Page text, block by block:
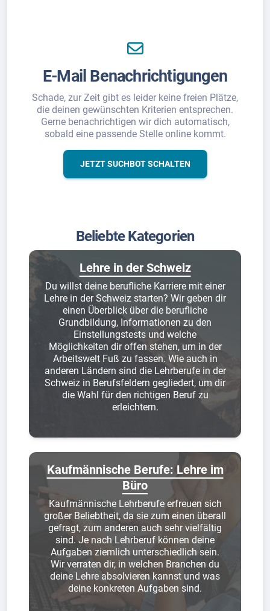
E-Mail Benachrichtigungen
Schade, zur Zeit gibt es leider keine freien Plätze,
die deinen gewünschten Kriterien entsprechen.
Gerne benachrichtigen wir dich automatisch,
sobald eine passende Stelle online kommt.
JETZT SUCHBOT SCHALTEN
Beliebte Kategorien
Lehre in der Schweiz
Du willst deine berufliche Karriere mit einer
Lehre in der Schweiz starten? Wir geben dir
einen Überblick über die berufliche
Grundbildung, Informationen zu den
Einstellungstests und welche
Möglichkeiten dir offen stehen, um in der
Arbeitswelt Fuß zu fassen. Wie auch in
anderen Ländern sind die Lehrberufe in der
Schweiz in Berufsfeldern gegliedert, um dir
die Wahl für den richtigen Beruf zu
erleichtern.
Kaufmännische Berufe: Lehre im
Büro
Kaufmännische Lehrberufe erfreuen sich
großer Beliebtheit, da sie zum einen überall
gefragt, zum anderen auch sehr vielfältig
sind. Je nach Lehrberuf können deine
Aufgaben ziemlich unterschiedlich sein.
Wir verraten dir, in welchen Branchen du
deine Lehre absolvieren kannst und was
deine konkreten Aufgaben sind.